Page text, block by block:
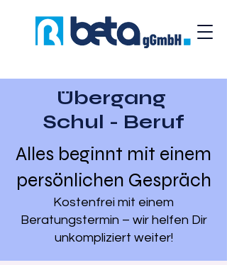
Übergang
Schul - Beruf
Alles beginnt mit einem
persönlichen Gespräch
Kostenfrei mit einem
Beratungstermin – wir helfen Dir
unkompliziert weiter!